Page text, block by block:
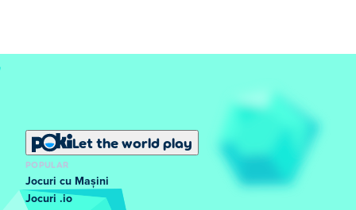
Let the world play
POPULAR
Jocuri cu Mașini
Jocuri .io